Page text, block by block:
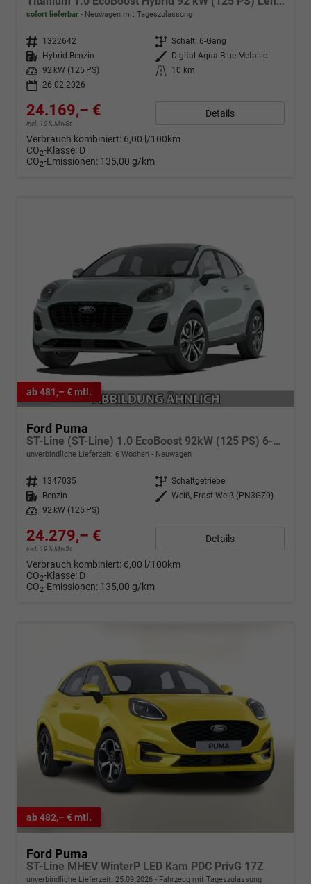
sofort lieferbar Neuwagen mit Tageszulassung
Fahrzeugnr. 1322642 Getriebe Schalt. 6-Gang
Kraftstoff
Hybrid Benzin Außenfarbe
Digital Aqua Blue Metallic
Leistung
92 kW (125 PS) Kilometerstand
10 km
26.02.2026
24.169,– €
incl. 19% MwSt.
Details
Verbrauch kombiniert: 6,00 l/100km
CO2-Klasse: D
CO2-Emissionen: 135,00 g/km
ab 481,– € mtl.
Ford Puma
ST-Line (ST-Line) 1.0 EcoBoost 92kW (125 PS) 6-Gang-Schaltgetriebe
unverbindliche Lieferzeit: 6 Wochen Neuwagen
Fahrzeugnr. 1347035 Getriebe Schaltgetriebe
Kraftstoff
Benzin Außenfarbe Weiß, Frost-Weiß (PN3GZ0)
Leistung
92 kW (125 PS)
24.279,– €
incl. 19% MwSt.
Details
Verbrauch kombiniert: 6,00 l/100km
CO2-Klasse: D
CO2-Emissionen: 135,00 g/km
ab 482,– € mtl.
Ford Puma
ST-Line MHEV WinterP LED Kam PDC PrivG 17Z
unverbindliche Lieferzeit: 25.09.2026 Fahrzeug mit Tageszulassung